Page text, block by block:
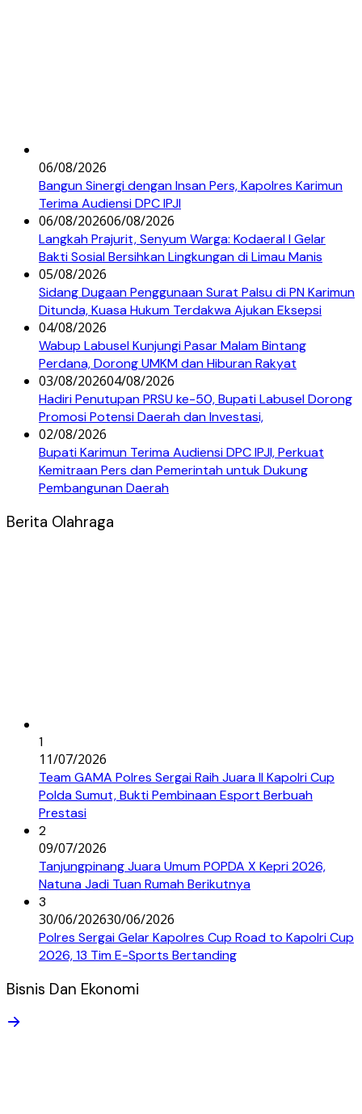
06/08/2026
Bangun Sinergi dengan Insan Pers, Kapolres Karimun
Terima Audiensi DPC IPJI
06/08/202606/08/2026
Langkah Prajurit, Senyum Warga: Kodaeral I Gelar
Bakti Sosial Bersihkan Lingkungan di Limau Manis
05/08/2026
Sidang Dugaan Penggunaan Surat Palsu di PN Karimun
Ditunda, Kuasa Hukum Terdakwa Ajukan Eksepsi
04/08/2026
Wabup Labusel Kunjungi Pasar Malam Bintang
Perdana, Dorong UMKM dan Hiburan Rakyat
03/08/202604/08/2026
Hadiri Penutupan PRSU ke-50, Bupati Labusel Dorong
Promosi Potensi Daerah dan Investasi,
02/08/2026
Bupati Karimun Terima Audiensi DPC IPJI, Perkuat
Kemitraan Pers dan Pemerintah untuk Dukung
Pembangunan Daerah
Berita Olahraga
1
11/07/2026
Team GAMA Polres Sergai Raih Juara II Kapolri Cup
Polda Sumut, Bukti Pembinaan Esport Berbuah
Prestasi
2
09/07/2026
Tanjungpinang Juara Umum POPDA X Kepri 2026,
Natuna Jadi Tuan Rumah Berikutnya
3
30/06/202630/06/2026
Polres Sergai Gelar Kapolres Cup Road to Kapolri Cup
2026, 13 Tim E-Sports Bertanding
Bisnis Dan Ekonomi